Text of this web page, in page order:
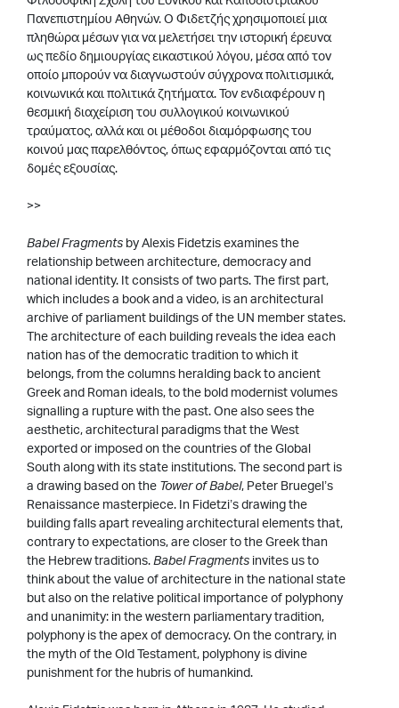
Πανεπιστημίου Αθηνών. Ο Φιδετζής χρησιμοποιεί μια
πληθώρα μέσων για να μελετήσει την ιστορική έρευνα
ως πεδίο δημιουργίας εικαστικού λόγου, μέσα από τον
οποίο μπορούν να διαγνωστούν σύγχρονα πολιτισμικά,
κοινωνικά και πολιτικά ζητήματα. Τον ενδιαφέρουν η
θεσμική διαχείριση του συλλογικού κοινωνικού
τραύματος, αλλά και οι μέθοδοι διαμόρφωσης του
κοινού μας παρελθόντος, όπως εφαρμόζονται από τις
δομές εξουσίας.
>>
Babel Fragments by Alexis Fidetzis examines the
relationship between architecture, democracy and
national identity. It consists of two parts. The first part,
which includes a book and a video, is an architectural
archive of parliament buildings of the UN member states.
The architecture of each building reveals the idea each
nation has of the democratic tradition to which it
belongs, from the columns heralding back to ancient
Greek and Roman ideals, to the bold modernist volumes
signalling a rupture with the past. One also sees the
aesthetic, architectural paradigms that the West
exported or imposed on the countries of the Global
South along with its state institutions. The second part is
a drawing based on the Tower of Babel, Peter Bruegel’s
Renaissance masterpiece. In Fidetzi’s drawing the
building falls apart revealing architectural elements that,
contrary to expectations, are closer to the Greek than
the Hebrew traditions. Babel Fragments invites us to
think about the value of architecture in the national state
but also on the relative political importance of polyphony
and unanimity: in the western parliamentary tradition,
polyphony is the apex of democracy. On the contrary, in
the myth of the Old Testament, polyphony is divine
punishment for the hubris of humankind.